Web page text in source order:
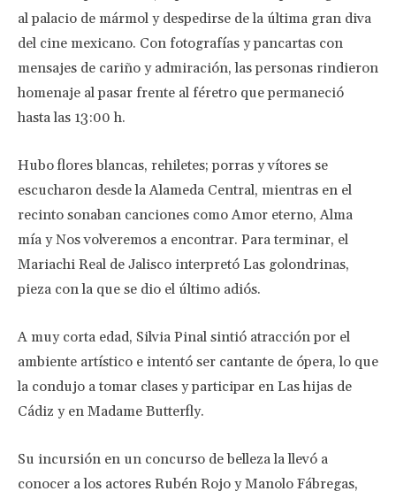
al palacio de mármol y despedirse de la última gran diva
del cine mexicano. Con fotografías y pancartas con
mensajes de cariño y admiración, las personas rindieron
homenaje al pasar frente al féretro que permaneció
hasta las 13:00 h.
Hubo flores blancas, rehiletes; porras y vítores se
escucharon desde la Alameda Central, mientras en el
recinto sonaban canciones como Amor eterno, Alma
mía y Nos volveremos a encontrar. Para terminar, el
Mariachi Real de Jalisco interpretó Las golondrinas,
pieza con la que se dio el último adiós.
A muy corta edad, Silvia Pinal sintió atracción por el
ambiente artístico e intentó ser cantante de ópera, lo que
la condujo a tomar clases y participar en Las hijas de
Cádiz y en Madame Butterfly.
Su incursión en un concurso de belleza la llevó a
conocer a los actores Rubén Rojo y Manolo Fábregas,